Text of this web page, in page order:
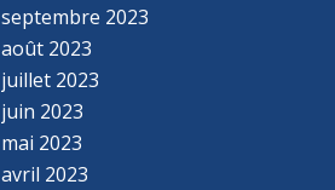
septembre 2023
août 2023
juillet 2023
juin 2023
mai 2023
avril 2023